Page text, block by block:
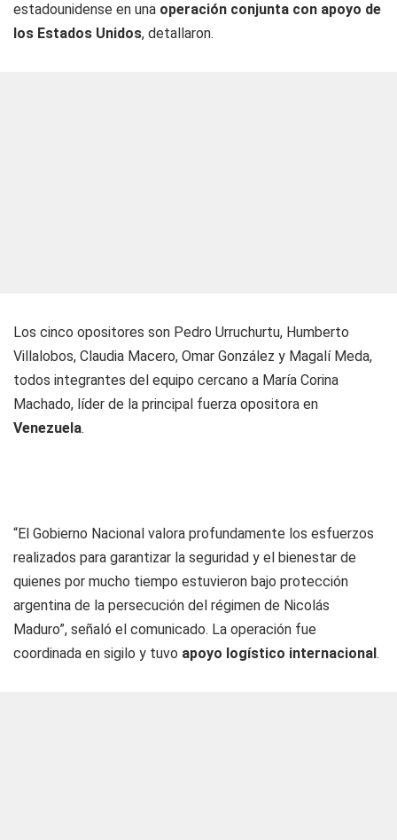
estadounidense en una operación conjunta con apoyo de
los Estados Unidos, detallaron.
Los cinco opositores son Pedro Urruchurtu, Humberto
Villalobos, Claudia Macero, Omar González y Magalí Meda,
todos integrantes del equipo cercano a María Corina
Machado, líder de la principal fuerza opositora en
Venezuela.
“El Gobierno Nacional valora profundamente los esfuerzos
realizados para garantizar la seguridad y el bienestar de
quienes por mucho tiempo estuvieron bajo protección
argentina de la persecución del régimen de Nicolás
Maduro”, señaló el comunicado. La operación fue
coordinada en sigilo y tuvo apoyo logístico internacional.